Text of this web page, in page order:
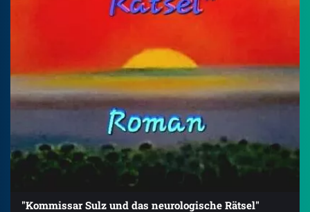
"Kommissar Sulz und das neurologische Rätsel"